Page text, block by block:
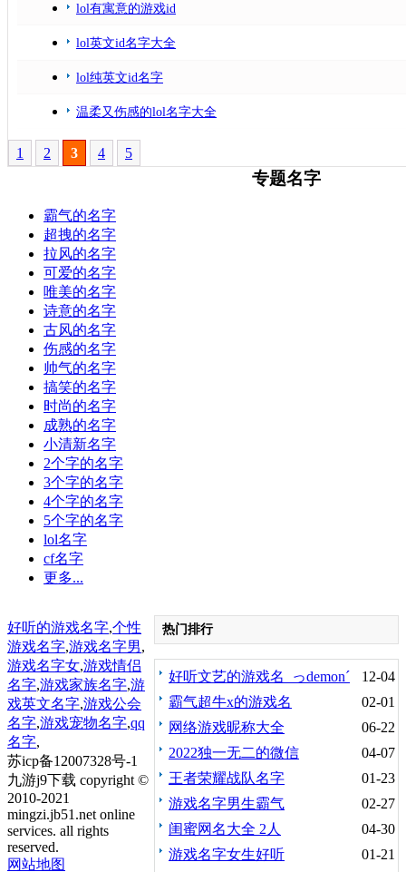
lol有寓意的游戏id
lol英文id名字大全
lol纯英文id名字
温柔又伤感的lol名字大全
1 2 3 4 5
专题名字
霸气的名字
超拽的名字
拉风的名字
可爱的名字
唯美的名字
诗意的名字
古风的名字
伤感的名字
帅气的名字
搞笑的名字
时尚的名字
成熟的名字
小清新名字
2个字的名字
3个字的名字
4个字的名字
5个字的名字
lol名字
cf名字
更多...
热门排行
12-04
好听文艺的游戏名_っdemonˊ
冥殇づ
02-01
霸气超牛x的游戏名
06-22
网络游戏昵称大全
04-07
2022独一无二的微信
01-23
王者荣耀战队名字
02-27
游戏名字男生霸气
04-30
闺蜜网名大全 2人
01-21
游戏名字女生好听
好听的游戏名字,个性
游戏名字,游戏名字男,
游戏名字女,游戏情侣
名字,游戏家族名字,游
戏英文名字,游戏公会
名字,游戏宠物名字,qq
名字,
苏icp备12007328号-1
九游j9下载 copyright ©
2010-2021
mingzi.jb51.net online
services. all rights
reserved.
网站地图